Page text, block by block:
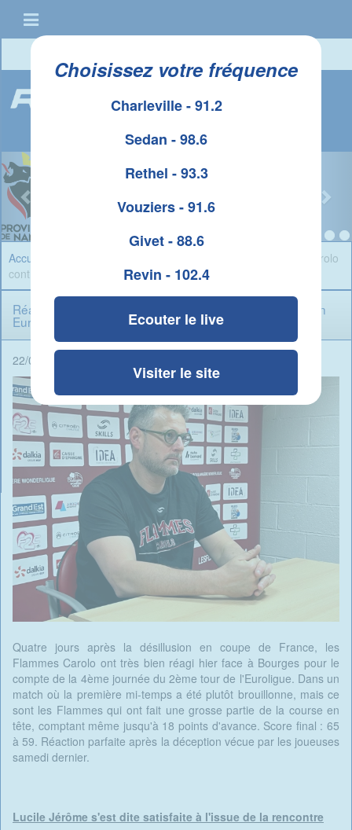
Choisissez votre fréquence
Charleville - 91.2
Sedan - 98.6
Rethel - 93.3
Vouziers - 91.6
Givet - 88.6
Revin - 102.4
Ecouter le live
Visiter le site
Accueil
» Réaction parfaite des Flammes Carolo
contre Bourges en Euroligue
Réaction parfaite des Flammes Carolo contre Bourges en
Euroligue
22/01/2026 - 07:26 -
Quatre jours après la désillusion en coupe de France, les
Flammes Carolo ont très bien réagi hier face à Bourges pour le
compte de la 4ème journée du 2ème tour de l'Euroligue. Dans un
match où la première mi-temps a été plutôt brouillonne, mais ce
sont les Flammes qui ont fait une grosse partie de la course en
tête, comptant même jusqu'à 18 points d'avance. Score final : 65
à 59. Réaction parfaite après la déception vécue par les joueuses
samedi dernier.
Lucile Jérôme s'est dite satisfaite à l'issue de la rencontre